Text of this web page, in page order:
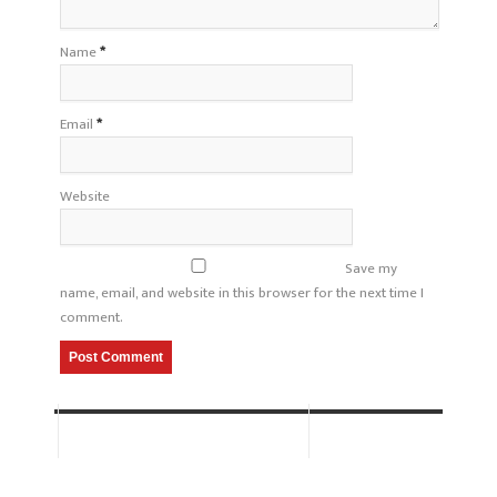
Name*
Email*
Website
Save my
name, email, and website in this browser for the next time I
comment.